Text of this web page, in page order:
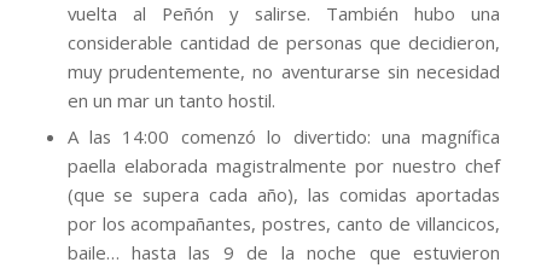
vuelta al Peñón y salirse. También hubo una
considerable cantidad de personas que decidieron,
muy prudentemente, no aventurarse sin necesidad
en un mar un tanto hostil.
A las 14:00 comenzó lo divertido: una magnífica
paella elaborada magistralmente por nuestro chef
(que se supera cada año), las comidas aportadas
por los acompañantes, postres, canto de villancicos,
baile… hasta las 9 de la noche que estuvieron